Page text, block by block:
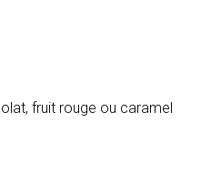
fruit rouge ou caramel